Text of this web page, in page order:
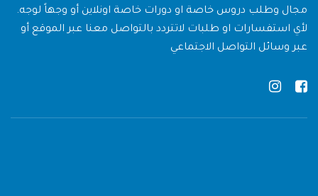
مجال وطلب دروس خاصة او دورات خاصة اونلاين أو وجهاً لوجه.
لأي استفسارات او طلبات لاتتردد بالتواصل معنا عبر الموقع أو
عبر وسائل التواصل الاجتماعي